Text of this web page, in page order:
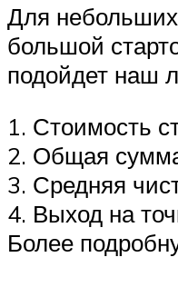
Для небольших
большой
подойдет наш
1. Стоимость
2. Общая
3. Средняя
4. Выход на
Более